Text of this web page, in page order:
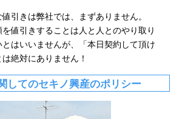
引きは弊社では、まずありません。
値引きすることは人と人とのやり取り
はいいませんが、「本日契約して頂け
絶対にありません！
してのセキノ興産のポリシー